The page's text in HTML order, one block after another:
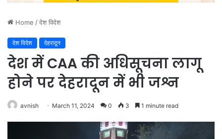
Home /देश विदेश
देश विदेश देहरादून
देश में CAA की अधिसूचना लागू
होने पर देहरादून में भी जश्न
avnish March 11, 2024 0 3 1 minute read